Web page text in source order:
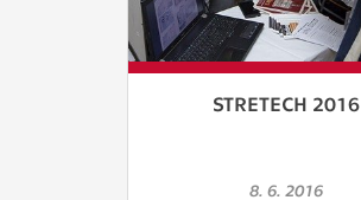
STRETECH 2016
8. 6. 2016